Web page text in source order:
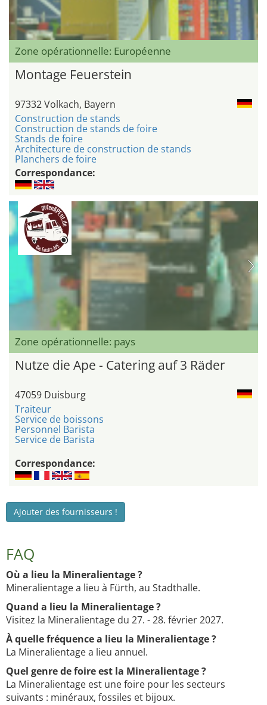
Zone opérationnelle: Européenne
Montage Feuerstein
97332 Volkach, Bayern
Construction de stands
Construction de stands de foire
Stands de foire
Architecture de construction de stands
Planchers de foire
Correspondance:
Zone opérationnelle: pays
Nutze die Ape - Catering auf 3 Räder
47059 Duisburg
Traiteur
Service de boissons
Personnel Barista
Service de Barista
Correspondance:
Ajouter des fournisseurs !
FAQ
Où a lieu la Mineralientage ?
Mineralientage a lieu à Fürth, au Stadthalle.
Quand a lieu la Mineralientage ?
Visitez la Mineralientage du 27. - 28. février 2027.
À quelle fréquence a lieu la Mineralientage ?
La Mineralientage a lieu annuel.
Quel genre de foire est la Mineralientage ?
La Mineralientage est une foire pour les secteurs
suivants : minéraux, fossiles et bijoux.